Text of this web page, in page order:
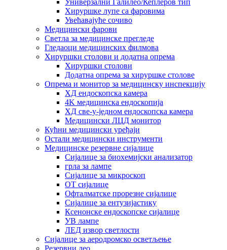
Универзални Галилео/Кеплеров тип
Хируршке лупе са фаровима
Увећавајуће сочиво
Медицински фарови
Светла за медицинске прегледе
Гледаоци медицинских филмова
Хируршки столови и додатна опрема
Хируршки столови
Додатна опрема за хируршке столове
Опрема и монитор за медицинску инспекцију
ХД ендоскопска камера
4K медицинска ендоскопија
ХД све-у-једном ендоскопска камера
Медицински ЛЦД монитор
Кућни медицински уређаји
Остали медицински инструменти
Медицинске резервне сијалице
Сијалице за биохемијски анализатор
грла за лампе
Сијалице за микроскоп
OT сијалице
Офталматске прорезне сијалице
Сијалице за ентузијастику
Ксенонске ендоскопске сијалице
УВ лампе
ЛЕД извор светлости
Сијалице за аеродромско осветљење
Резервни део